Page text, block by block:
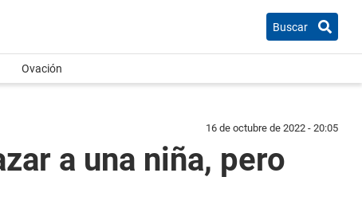
Buscar
Ovación
16 de octubre de 2022 - 20:05
a una niña, pero